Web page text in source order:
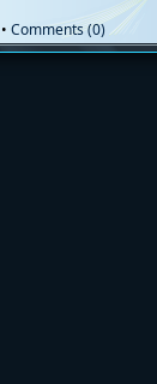
•Comments (0)